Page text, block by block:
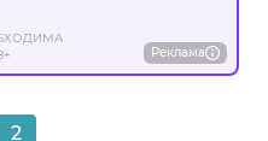
Реклама
2